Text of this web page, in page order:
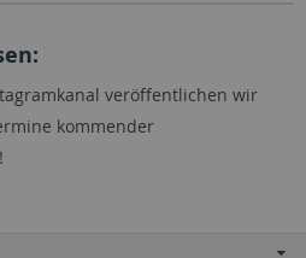
veröffentlichen wir
kommender